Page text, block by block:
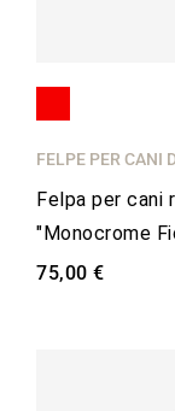
FELPE PER CANI
Felpa per cani
"Monocrome
75,00 €